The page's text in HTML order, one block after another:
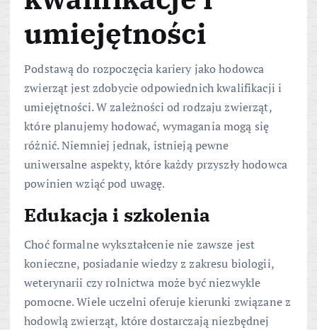
umiejętności
Podstawą do rozpoczęcia kariery jako hodowca
zwierząt jest zdobycie odpowiednich kwalifikacji i
umiejętności. W zależności od rodzaju zwierząt,
które planujemy hodować, wymagania mogą się
różnić. Niemniej jednak, istnieją pewne
uniwersalne aspekty, które każdy przyszły hodowca
powinien wziąć pod uwagę.
Edukacja i szkolenia
Choć formalne wykształcenie nie zawsze jest
konieczne, posiadanie wiedzy z zakresu biologii,
weterynarii czy rolnictwa może być niezwykle
pomocne. Wiele uczelni oferuje kierunki związane z
hodowlą zwierząt, które dostarczają niezbędnej